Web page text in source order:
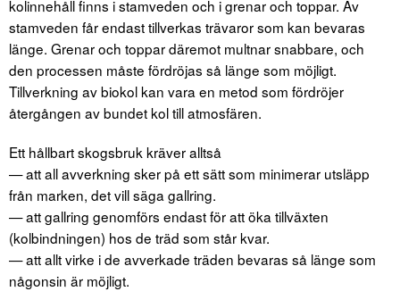
kolinnehåll finns i stamveden och i grenar och toppar. Av
stamveden får endast tillverkas trävaror som kan bevaras
länge. Grenar och toppar däremot multnar snabbare, och
den processen måste fördröjas så länge som möjligt.
Tillverkning av biokol kan vara en metod som fördröjer
återgången av bundet kol till atmosfären.
Ett hållbart skogsbruk kräver alltså
— att all avverkning sker på ett sätt som minimerar utsläpp
från marken, det vill säga gallring.
— att gallring genomförs endast för att öka tillväxten
(kolbindningen) hos de träd som står kvar.
— att allt virke i de avverkade träden bevaras så länge som
någonsin är möjligt.